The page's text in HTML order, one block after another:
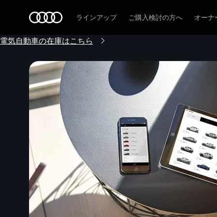
ラインアップ ご購入検討の方へ オーナ
電気自動車の在庫はこちら